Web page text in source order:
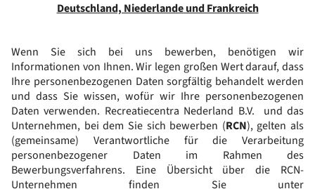
Deutschland, Niederlande und Frankreich
Wenn Sie sich bei uns bewerben, benötigen wir
Informationen von Ihnen. Wir legen großen Wert darauf, dass
Ihre personenbezogenen Daten sorgfältig behandelt werden
und dass Sie wissen, wofür wir Ihre personenbezogenen
Daten verwenden. Recreatiecentra Nederland B.V. und das
Unternehmen, bei dem Sie sich bewerben (RCN), gelten als
(gemeinsame) Verantwortliche für die Verarbeitung
personenbezogener Daten im Rahmen des
Bewerbungsverfahrens. Eine Übersicht über die RCN-
Unternehmen finden Sie unter